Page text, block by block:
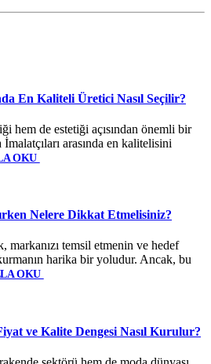
En Kaliteli Üretici Nasıl Seçilir?
hem de estetiği açısından önemli bir
arasında en kalitelisini
OKU
Nelere Dikkat Etmelisiniz?
markanızı temsil etmenin ve hedef
harika bir yoludur. Ancak, bu
OKU
ve Kalite Dengesi Nasıl Kurulur?